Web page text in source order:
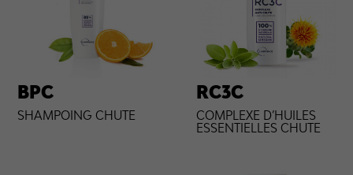
BPC
SHAMPOING CHUTE
RC3C
COMPLEXE D’HUILES
ESSENTIELLES CHUTE